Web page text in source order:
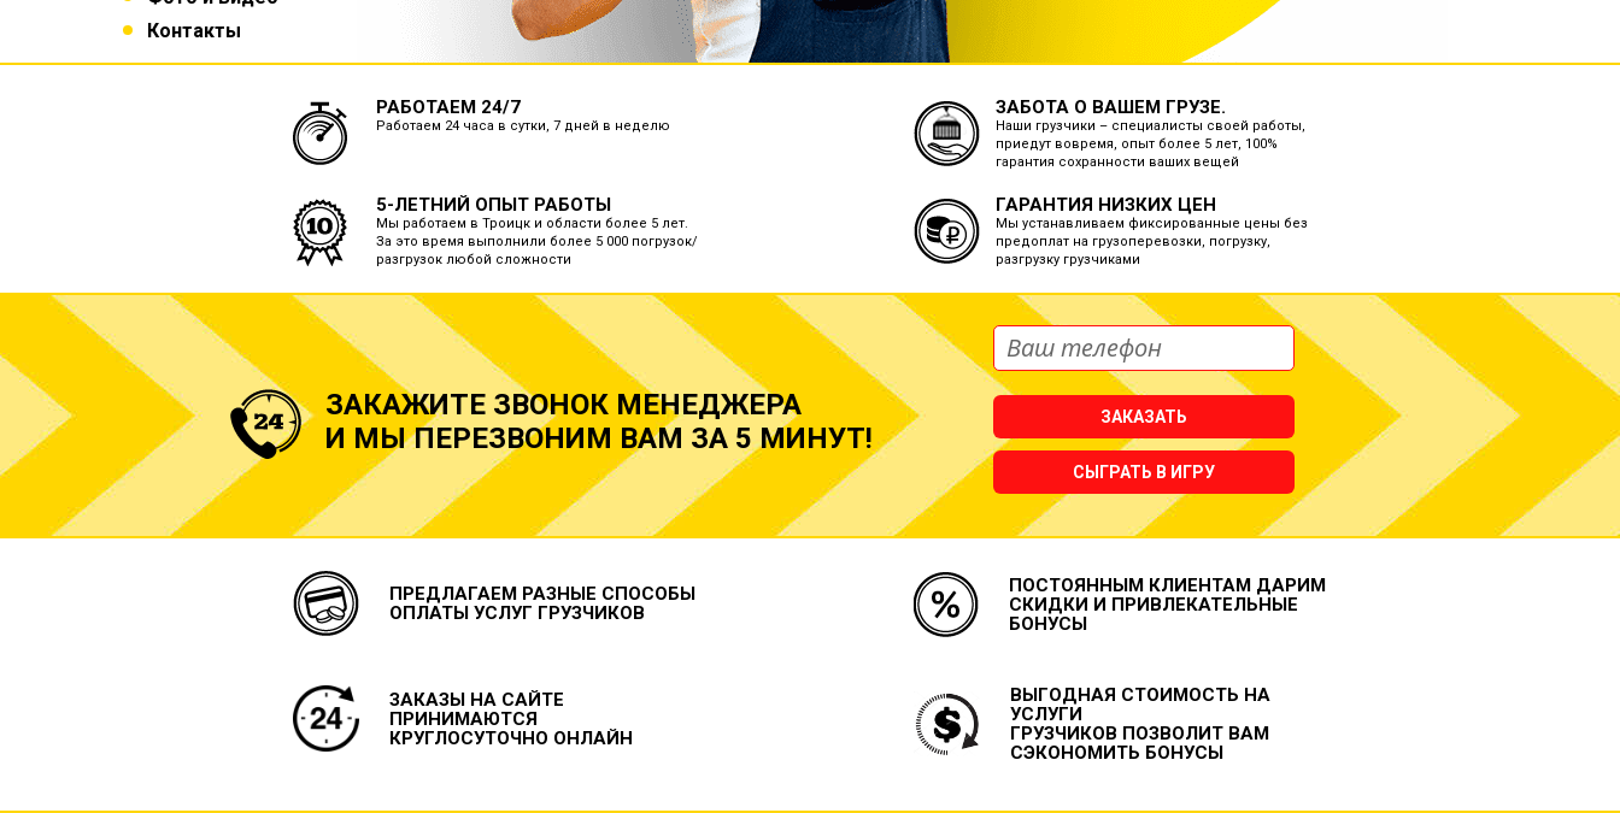
Контакты
РАБОТАЕМ 24/7
Работаем 24 часа в сутки, 7 дней в неделю
ЗАБОТА О ВАШЕМ ГРУЗЕ.
Наши грузчики – специалисты своей работы,
приедут вовремя, опыт более 5 лет, 100%
гарантия сохранности ваших вещей
5-ЛЕТНИЙ ОПЫТ РАБОТЫ
Мы работаем в Троицк и области более 5 лет.
За это время выполнили более 5 000 погрузок/
разгрузок любой сложности
ГАРАНТИЯ НИЗКИХ ЦЕН
Мы устанавливаем фиксированные цены без
предоплат на грузоперевозки, погрузку,
разгрузку грузчиками
ЗАКАЖИТЕ ЗВОНОК МЕНЕДЖЕРА
И МЫ ПЕРЕЗВОНИМ ВАМ ЗА 5 МИНУТ!
ЗАКАЗАТЬ
СЫГРАТЬ В ИГРУ
ПРЕДЛАГАЕМ РАЗНЫЕ СПОСОБЫ
ОПЛАТЫ УСЛУГ ГРУЗЧИКОВ
ПОСТОЯННЫМ КЛИЕНТАМ ДАРИМ
СКИДКИ И ПРИВЛЕКАТЕЛЬНЫЕ
БОНУСЫ
ЗАКАЗЫ НА САЙТЕ
ПРИНИМАЮТСЯ
КРУГЛОСУТОЧНО ОНЛАЙН
ВЫГОДНАЯ СТОИМОСТЬ НА
УСЛУГИ
ГРУЗЧИКОВ ПОЗВОЛИТ ВАМ
СЭКОНОМИТЬ БОНУСЫ